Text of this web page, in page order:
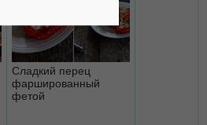
Сладкий перец
фаршированный
фетой